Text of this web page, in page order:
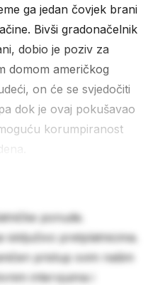
ga jedan čovjek brani
Bivši gradonačelnik
dobio je poziv za
domom američkog
on će se svjedočiti
dok je ovaj pokušavao
korumpiranost
ponude.
isključivo pretplatnicima.
pristup svim našim
intervjuima i